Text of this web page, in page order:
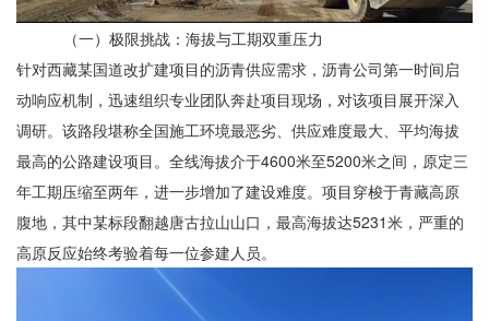
（一）极限挑战：海拔与工期双重压力
针对西藏某国道改扩建项目的沥青供应需求，沥青公司第一时间启
动响应机制，迅速组织专业团队奔赴项目现场，对该项目展开深入
调研。该路段堪称全国施工环境最恶劣、供应难度最大、平均海拔
最高的公路建设项目。全线海拔介于4600米至5200米之间，原定三
年工期压缩至两年，进一步增加了建设难度。项目穿梭于青藏高原
腹地，其中某标段翻越唐古拉山山口，最高海拔达5231米，严重的
高原反应始终考验着每一位参建人员。